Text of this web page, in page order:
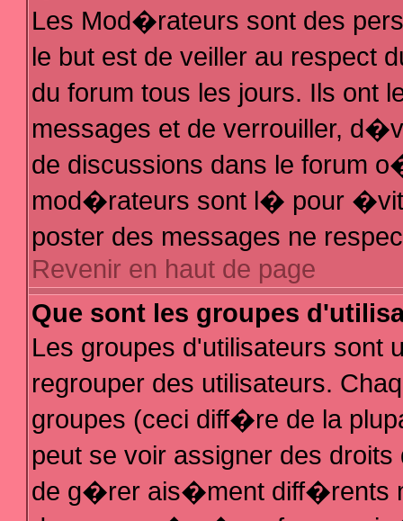
Les Mod�rateurs sont des
le but est de veiller au respect
du forum tous les jours. Ils ont
messages et de verrouiller,
de discussions dans le forum
mod�rateurs sont l� pour
poster des messages ne
Revenir en haut de page
Que sont les groupes
Les groupes d'utilisateurs sont
regrouper des utilisateurs.
groupes (ceci diff�re de la
peut se voir assigner des
de g�rer ais�ment diff�rents